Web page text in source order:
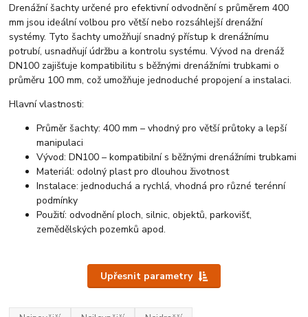
Drenážní šachty určené pro efektivní odvodnění s průměrem 400
mm jsou ideální volbou pro větší nebo rozsáhlejší drenážní
systémy. Tyto šachty umožňují snadný přístup k drenážnímu
potrubí, usnadňují údržbu a kontrolu systému. Vývod na drenáž
DN100 zajišťuje kompatibilitu s běžnými drenážními trubkami o
průměru 100 mm, což umožňuje jednoduché propojení a instalaci.
Hlavní vlastnosti:
Průměr šachty: 400 mm – vhodný pro větší průtoky a lepší
manipulaci
Vývod: DN100 – kompatibilní s běžnými drenážními trubkami
Materiál: odolný plast pro dlouhou životnost
Instalace: jednoduchá a rychlá, vhodná pro různé terénní
podmínky
Použití: odvodnění ploch, silnic, objektů, parkovišť,
zemědělských pozemků apod.
Upřesnit parametry